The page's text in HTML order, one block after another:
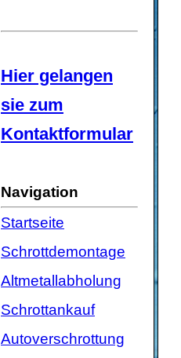
Hier gelangen
sie zum
Kontaktformular
Navigation
Startseite
Schrottdemontage
Altmetallabholung
Schrottankauf
Autoverschrottung